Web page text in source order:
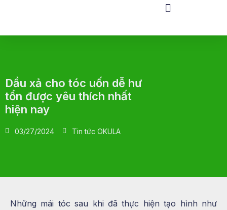
Dầu xả cho tóc uốn dễ hư
tổn được yêu thích nhất
hiện nay
03/27/2024 Tin tức OKULA
Những mái tóc sau khi đã thực hiện tạo hình như